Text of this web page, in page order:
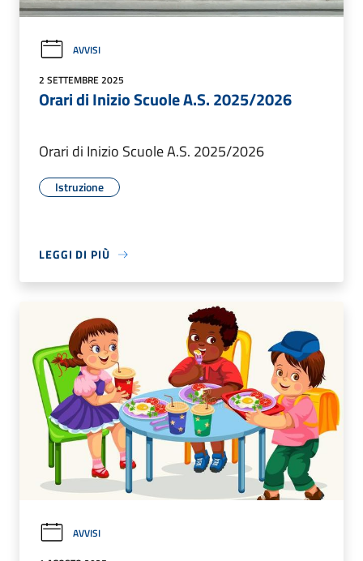
AVVISI
2 SETTEMBRE 2025
Orari di Inizio Scuole A.S. 2025/2026
Orari di Inizio Scuole A.S. 2025/2026
Istruzione
LEGGI DI PIÙ
AVVISI